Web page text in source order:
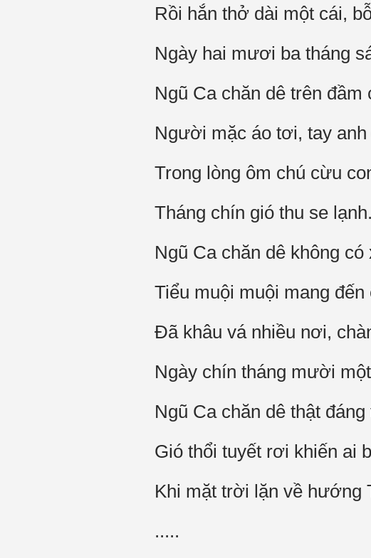
Rồi hắn thở dài một cái,
Ngày hai mươi ba tháng
Ngũ Ca chăn dê trên đầm
Người mặc áo tơi, tay anh
Trong lòng ôm chú cừu
Tháng chín gió thu se lạnh.
Ngũ Ca chăn dê không có
Tiểu muội muội mang
Đã khâu vá nhiều nơi,
Ngày chín tháng mười
Ngũ Ca chăn dê thật
Gió thổi tuyết rơi khiến ai
Khi mặt trời lặn về hướng
.....